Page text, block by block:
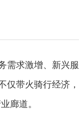
需求激增、新兴服
仅带火骑行经济，
廊道。